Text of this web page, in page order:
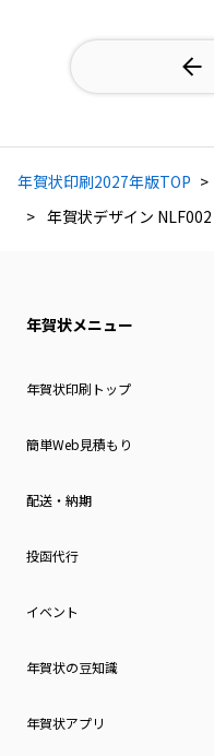
年賀状印刷2027年版TOP
年賀状デザイン NLF002
年賀状メニュー
年賀状印刷トップ
簡単Web見積もり
配送・納期
投函代行
イベント
年賀状の豆知識
年賀状アプリ